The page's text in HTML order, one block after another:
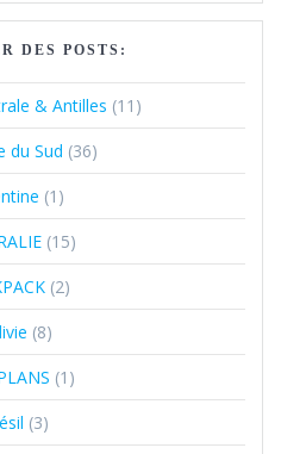
DES POSTS:
& Antilles (11)
du Sud (36)
(1)
(15)
(2)
(8)
(1)
(3)